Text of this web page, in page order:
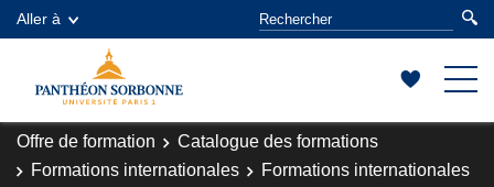
Aller à
Offre de formation
Catalogue des formations
Formations internationales
Formations internationales